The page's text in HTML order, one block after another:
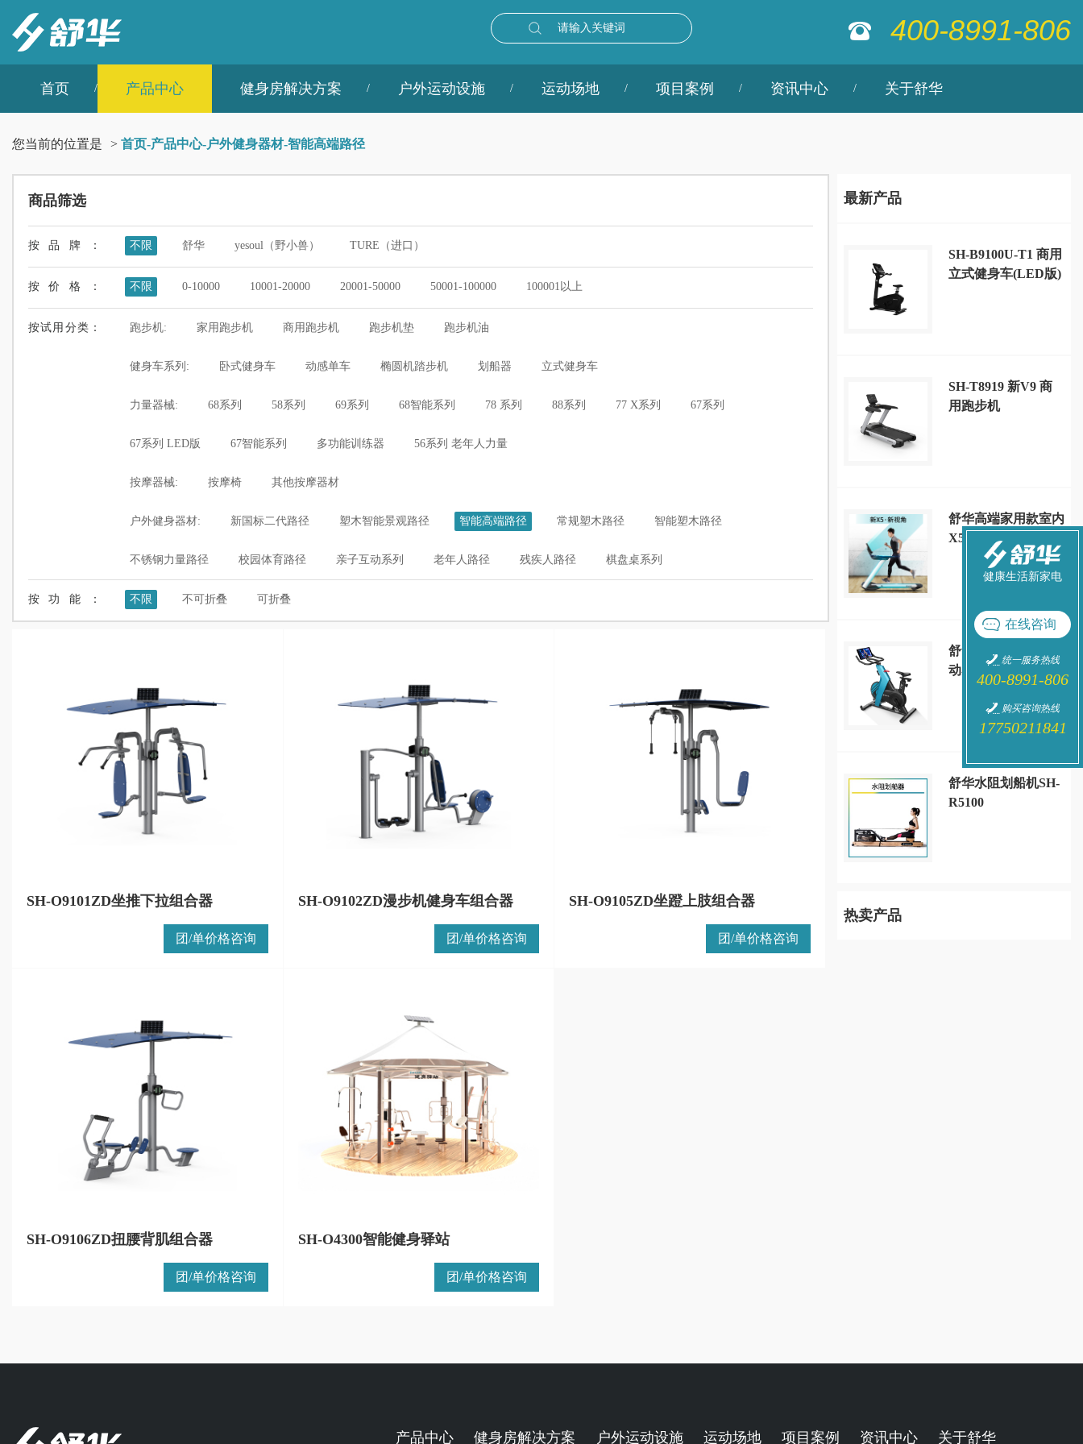
400-8991-806
请输入关键词
首页 产品中心 健身房解决方案 户外运动设施 运动场地 项目案例 资讯中心 关于舒华
您当前的位置是 > 首页-产品中心-户外健身器材-智能高端路径
商品筛选
按品牌： 不限 舒华 yesoul（野小兽） TURE（进口）
按价格： 不限 0-10000 10001-20000 20001-50000 50001-100000 100001以上
按试用分类： 跑步机: 家用跑步机 商用跑步机 跑步机垫 跑步机油
健身车系列: 卧式健身车 动感单车 椭圆机踏步机 划船器 立式健身车
力量器械: 68系列 58系列 69系列 68智能系列 78 系列 88系列 77 X系列 67系列
67系列 LED版 67智能系列 多功能训练器 56系列 老年人力量
按摩器械: 按摩椅 其他按摩器材
户外健身器材: 新国标二代路径 塑木智能景观路径 智能高端路径 常规塑木路径 智能塑木路径
不锈钢力量路径 校园体育路径 亲子互动系列 老年人路径 残疾人路径 棋盘桌系列
按功能： 不限 不可折叠 可折叠
SH-O9101ZD坐推下拉组合器
团/单价格咨询
SH-O9102ZD漫步机健身车组合器
团/单价格咨询
SH-O9105ZD坐蹬上肢组合器
团/单价格咨询
SH-O9106ZD扭腰背肌组合器
团/单价格咨询
SH-O4300智能健身驿站
团/单价格咨询
最新产品
SH-B9100U-T1 商用
立式健身车(LED版)
SH-T8919 新V9 商
用跑步机
舒华高端家用款室内
X5大型跑步机静音
减震多功能健身房
SH-T6500
舒华家用A5-S智能
动感单车运动健身器
材 SH-B599
舒华水阻划船机SH-
R5100
热卖产品
产品中心 健身房解决方案 户外运动设施 运动场地 项目案例 资讯中心 关于舒华
健康生活新家电
在线咨询
统一服务热线
400-8991-806
购买咨询热线
17750211841